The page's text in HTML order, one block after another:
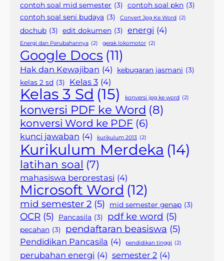
contoh soal mid semester (3) contoh soal pkn (3)
contoh soal seni budaya (3) Convert Jpg Ke Word (2)
dochub (3) edit dokumen (3) energi (4)
Energi dan Perubahannya (2) gerak lokomotor (2)
Google Docs (11)
Hak dan Kewajiban (4) kebugaran jasmani (3)
kelas 2 sd (3) Kelas 3 (4)
Kelas 3 Sd (15) konversi jpg ke word (2)
konversi PDF ke Word (8)
konversi Word ke PDF (6)
kunci jawaban (4) kurikulum 2013 (2)
Kurikulum Merdeka (14)
latihan soal (7)
mahasiswa berprestasi (4)
Microsoft Word (12)
mid semester 2 (5) mid semester genap (3)
OCR (5) Pancasila (3) pdf ke word (5)
pecahan (3) pendaftaran beasiswa (5)
Pendidikan Pancasila (4) pendidikan tinggi (2)
perubahan energi (4) semester 2 (4)